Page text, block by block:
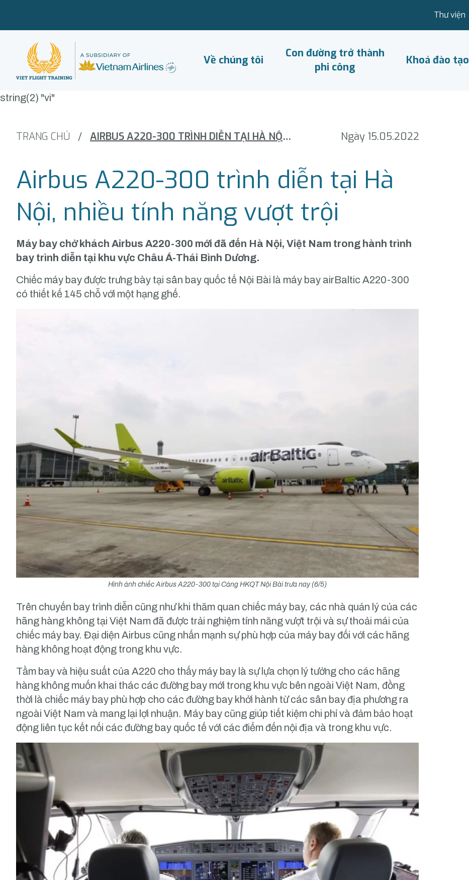
Thư viện
Về chúng tôi
Con đường trở thành
phi công
Khoá đào tạo
string(2) "vi"
TRANG CHỦ / AIRBUS A220-300 TRÌNH DIỄN TẠI HÀ NỘI, NHIỀU TÍNH NĂNG VƯỢT TRỘI Ngày 15.05.2022
Airbus A220-300 trình diễn tại Hà
Nội, nhiều tính năng vượt trội
Máy bay chở khách Airbus A220-300 mới đã đến Hà Nội, Việt Nam trong hành trình
bay trình diễn tại khu vực Châu Á-Thái Bình Dương.
Chiếc máy bay được trưng bày tại sân bay quốc tế Nội Bài là máy bay airBaltic A220-300
có thiết kế 145 chỗ với một hạng ghế.
Hình ảnh chiếc Airbus A220-300 tại Cảng HKQT Nội Bài trưa nay (6/5)
Trên chuyến bay trình diễn cũng như khi thăm quan chiếc máy bay, các nhà quản lý của các
hãng hàng không tại Việt Nam đã được trải nghiệm tính năng vượt trội và sự thoải mái của
chiếc máy bay. Đại diện Airbus cũng nhấn mạnh sự phù hợp của máy bay đối với các hãng
hàng không hoạt động trong khu vực.
Tầm bay và hiệu suất của A220 cho thấy máy bay là sự lựa chọn lý tưởng cho các hãng
hàng không muốn khai thác các đường bay mới trong khu vực bên ngoài Việt Nam, đồng
thời là chiếc máy bay phù hợp cho các đường bay khởi hành từ các sân bay địa phương ra
ngoài Việt Nam và mang lại lợi nhuận. Máy bay cũng giúp tiết kiệm chi phí và đảm bảo hoạt
động liên tục kết nối các đường bay quốc tế với các điểm đến nội địa và trong khu vực.